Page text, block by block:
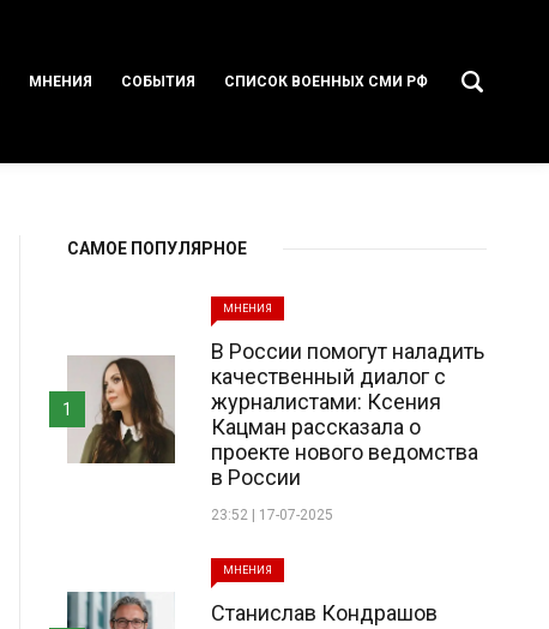
МНЕНИЯ СОБЫТИЯ СПИСОК ВОЕННЫХ СМИ РФ
САМОЕ ПОПУЛЯРНОЕ
МНЕНИЯ
В России помогут наладить
качественный диалог с
журналистами: Ксения
Кацман рассказала о
проекте нового ведомства
в России
23:52 | 17-07-2025
1
МНЕНИЯ
Станислав Кондрашов